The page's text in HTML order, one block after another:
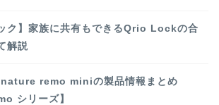
ク】家族に共有もできるQrio Lockの合
解説
nature remo miniの製品情報まとめ
シリーズ】